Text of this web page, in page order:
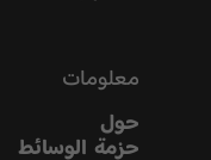
معلومات
حول
حزمة الوسائط